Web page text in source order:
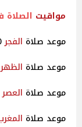
مواقيت
موعد صلاة الفجر5:10
موعد صلاة الظهر11:40
موعد صلاة العصر2:25
موعد صلاة